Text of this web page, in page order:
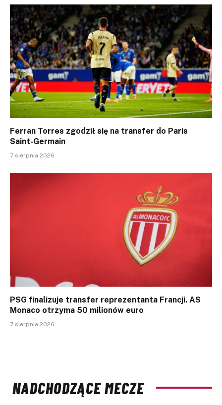
Ferran Torres zgodził się na transfer do Paris
Saint-Germain
7 sierpnia 2026
PSG finalizuje transfer reprezentanta Francji. AS
Monaco otrzyma 50 milionów euro
7 sierpnia 2026
NADCHODZĄCE MECZE